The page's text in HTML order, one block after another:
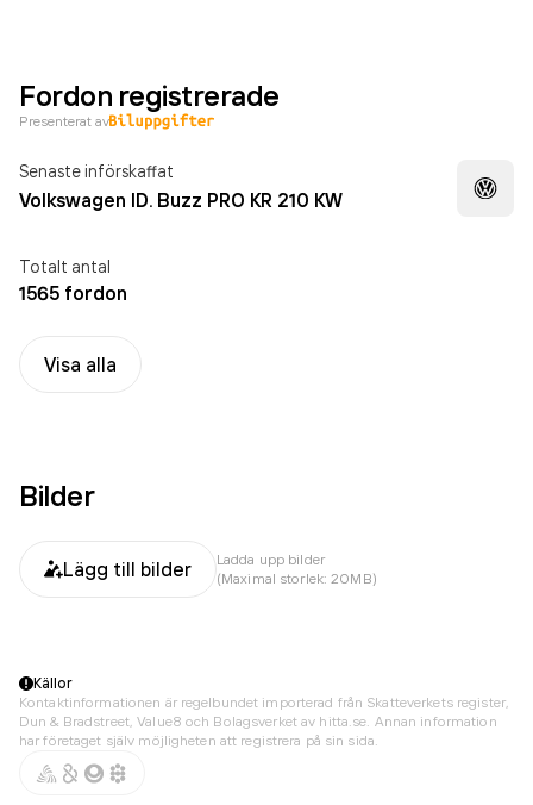
Fordon registrerade
Presenterat av
Senaste införskaffat
Volkswagen ID. Buzz PRO KR 210 KW
Totalt antal
1565 fordon
Visa alla
Bilder
Lägg till bilder
Ladda upp bilder
(Maximal storlek: 20MB)
Källor
Kontaktinformationen är regelbundet importerad från Skatteverkets register,
Dun & Bradstreet, Value8 och Bolagsverket av hitta.se. Annan information
har företaget själv möjligheten att registrera på sin sida.